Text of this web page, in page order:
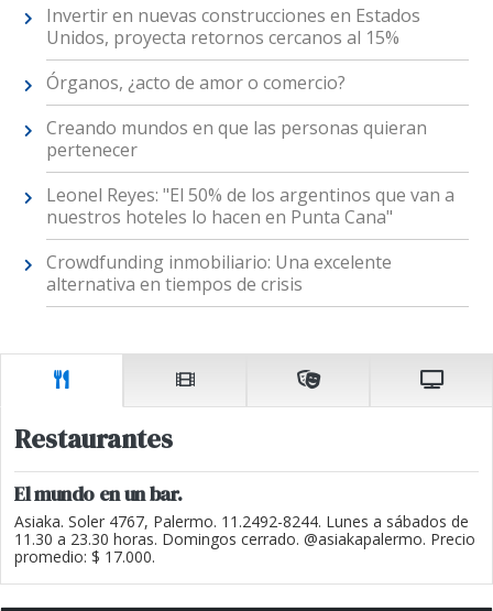
Invertir en nuevas construcciones en Estados
Unidos, proyecta retornos cercanos al 15%
Órganos, ¿acto de amor o comercio?
Creando mundos en que las personas quieran
pertenecer
Leonel Reyes: "El 50% de los argentinos que van a
nuestros hoteles lo hacen en Punta Cana"
Crowdfunding inmobiliario: Una excelente
alternativa en tiempos de crisis
Restaurantes
El mundo en un bar.
Asiaka. Soler 4767, Palermo. 11.2492-8244. Lunes a sábados de
11.30 a 23.30 horas. Domingos cerrado. @asiakapalermo. Precio
promedio: $ 17.000.